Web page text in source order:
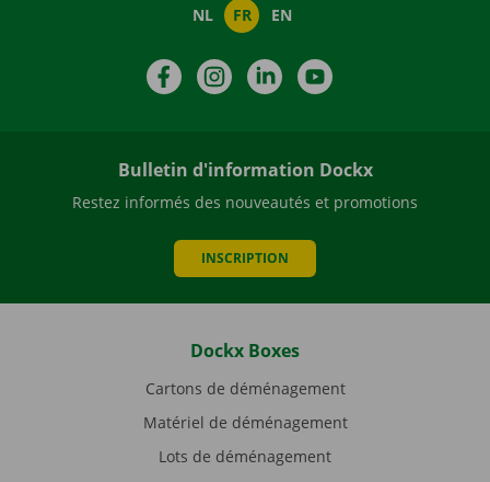
NL FR EN
FacebookInstagramLinkedIn
Bulletin d'information Dockx
Restez informés des nouveautés et promotions
INSCRIPTION
Dockx Boxes
Cartons de déménagement
Matériel de déménagement
Lots de déménagement